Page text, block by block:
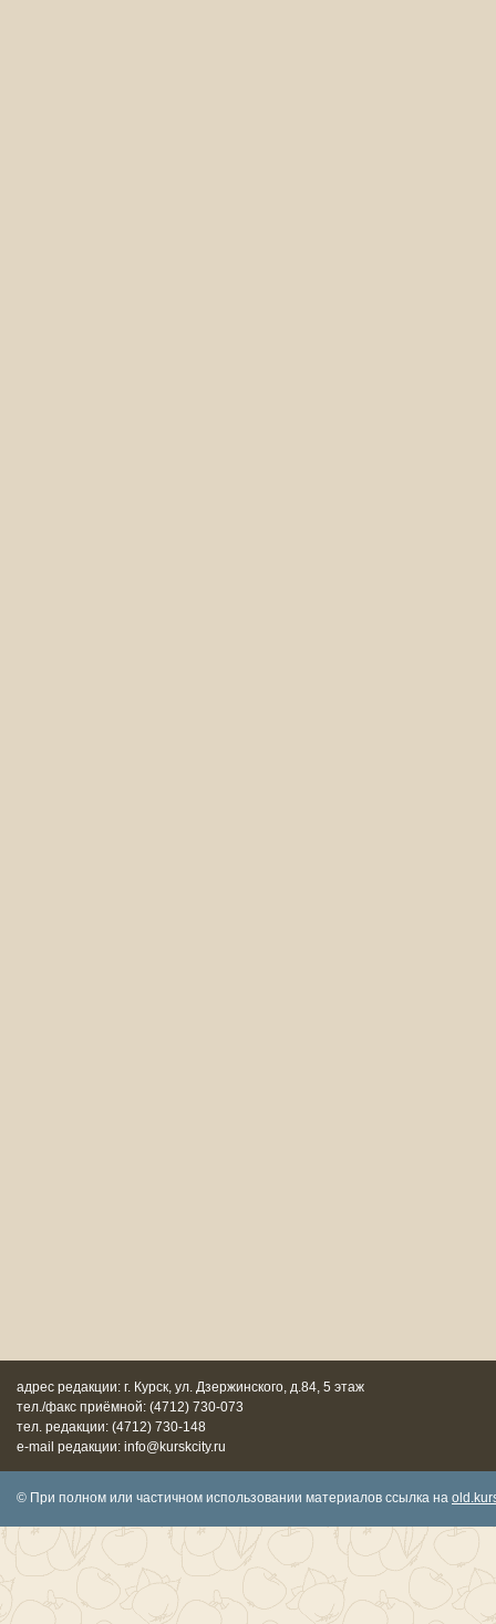
адрес редакции: г. Курск, ул. Дзержинского, д.84, 5 этаж
тел./факс приёмной: (4712) 730-073
тел. редакции: (4712) 730-148
e-mail редакции: info@kurskcity.ru
© При полном или частичном использовании материалов ссылка на